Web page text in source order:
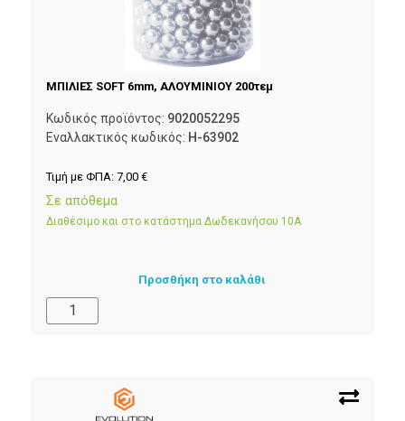
ΜΠΙΛΙΕΣ SOFT 6mm, ΑΛΟΥΜΙΝΙΟΥ 200τεμ
Κωδικός προϊόντος: 9020052295
Εναλλακτικός κωδικός: H-63902
Τιμή με ΦΠΑ: 7,00 €
Σε απόθεμα
Διαθέσιμο και στο κατάστημα Δωδεκανήσου 10Α
Προσθήκη στο καλάθι